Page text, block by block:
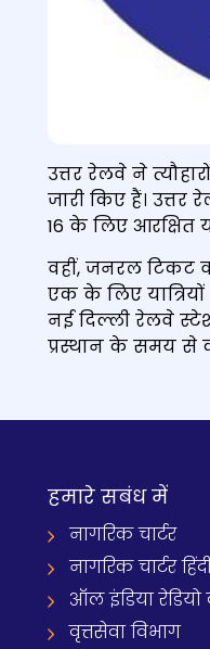
उत्तर रेलवे ने
जारी किए हैं।
16 के लिए आरक्षित
वहीं, जनरल टिकट
एक के लिए
नई दिल्ली रेलवे
प्रस्थान के समय से
हमारे सबंध में
नागरिक चार्टर
नागरिक चार्टर
ऑल इंडिया रेडियो
वृत्तसेवा विभाग